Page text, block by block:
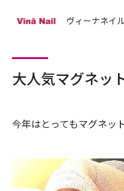
ヴィーナネイ
大人気マグネッ
今年はとってもマグネ